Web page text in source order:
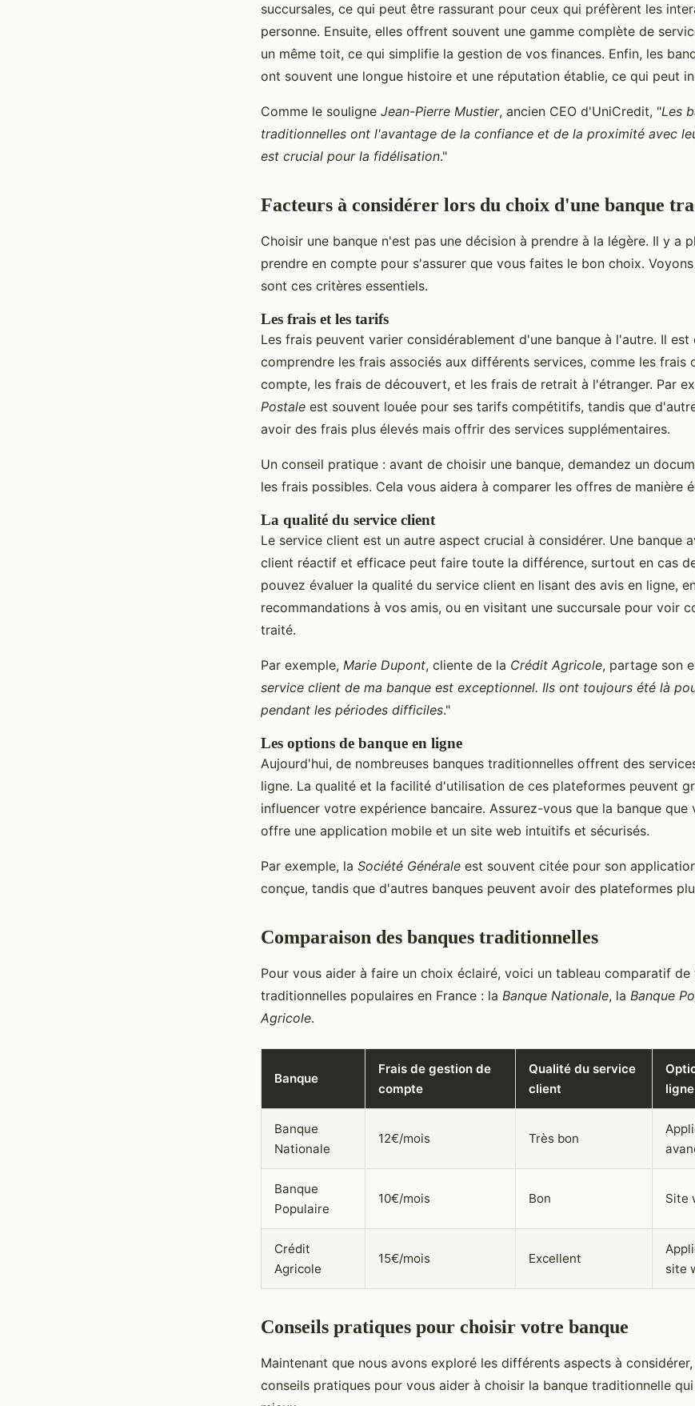
succursales, ce qui peut être rassurant pour ceux qui préfèrent les
personne. Ensuite, elles offrent souvent une gamme complète de
un même toit, ce qui simplifie la gestion de vos finances. Enfin, les
ont souvent une longue histoire et une réputation établie, ce qui peut
Comme le souligne Jean-Pierre Mustier, ancien CEO d'UniCredit, "Les
traditionnelles ont l'avantage de la confiance et de la proximité avec
est crucial pour la fidélisation."
Facteurs à considérer lors du choix d'une banque
Choisir une banque n'est pas une décision à prendre à la légère. Il y a
prendre en compte pour s'assurer que vous faites le bon choix.
sont ces critères essentiels.
Les frais et les tarifs
Les frais peuvent varier considérablement d'une banque à l'autre. Il est
comprendre les frais associés aux différents services, comme les frais
compte, les frais de découvert, et les frais de retrait à l'étranger. Par
Postale est souvent louée pour ses tarifs compétitifs, tandis que
avoir des frais plus élevés mais offrir des services supplémentaires.
Un conseil pratique : avant de choisir une banque, demandez un
les frais possibles. Cela vous aidera à comparer les offres de manière
La qualité du service client
Le service client est un autre aspect crucial à considérer. Une banque
client réactif et efficace peut faire toute la différence, surtout en cas
pouvez évaluer la qualité du service client en lisant des avis en ligne,
recommandations à vos amis, ou en visitant une succursale pour voir
traité.
Par exemple, Marie Dupont, cliente de la Crédit Agricole, partage son
service client de ma banque est exceptionnel. Ils ont toujours été là
pendant les périodes difficiles."
Les options de banque en ligne
Aujourd'hui, de nombreuses banques traditionnelles offrent des
ligne. La qualité et la facilité d'utilisation de ces plateformes peuvent
influencer votre expérience bancaire. Assurez-vous que la banque que
offre une application mobile et un site web intuitifs et sécurisés.
Par exemple, la Société Générale est souvent citée pour son
conçue, tandis que d'autres banques peuvent avoir des plateformes
Comparaison des banques traditionnelles
Pour vous aider à faire un choix éclairé, voici un tableau comparatif de
traditionnelles populaires en France : la Banque Nationale, la Banque
Agricole.
Banque
Frais de gestion de
compte
Qualité du service
client
ligne
Banque
Nationale
12€/mois Très bon
Banque
Populaire
10€/mois Bon Site
Crédit
Agricole
15€/mois Excellent
site
Conseils pratiques pour choisir votre banque
Maintenant que nous avons exploré les différents aspects à
conseils pratiques pour vous aider à choisir la banque traditionnelle